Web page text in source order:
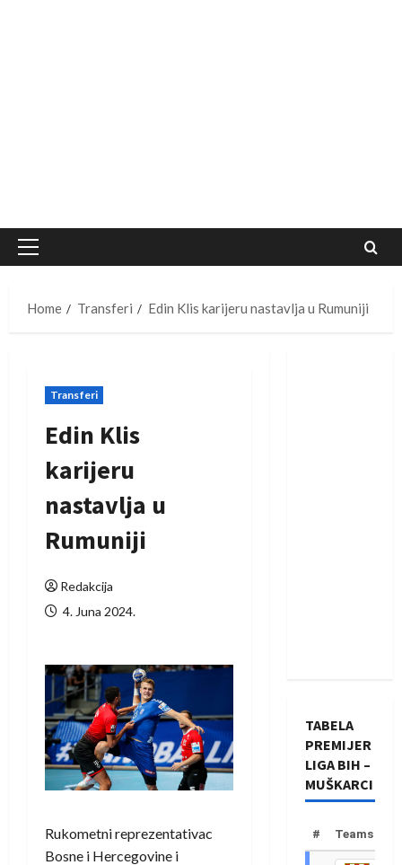
Primary
Home
Transferi Edin Klis karijeru nastavlja u Rumuniji
Transferi
Edin Klis
karijeru
nastavlja u
Rumuniji
Redakcija
4. Juna 2024.
Rukometni reprezentativac
Bosne i Hercegovine i
TABELA
PREMIJER
LIGA BIH –
MUŠKARCI
# Teams